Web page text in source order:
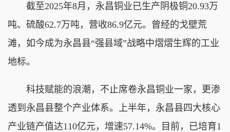
截至2025年8月，永昌铜业已生产阴极铜20.93万
吨、硫酸62.7万吨，营收86.9亿元。曾经的戈壁荒
滩，如今成为永昌县“强县域”战略中熠熠生辉的工业
地标。
科技赋能的浪潮，不止席卷永昌铜业一家，更渗
透到永昌县整个产业体系。上半年，永昌县四大核心
产业链产值达110亿元，增速57.14%。目前，已培育1